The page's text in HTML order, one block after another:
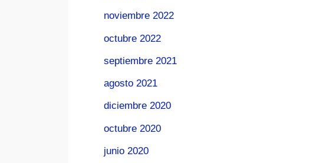
noviembre 2022
octubre 2022
septiembre 2021
agosto 2021
diciembre 2020
octubre 2020
junio 2020